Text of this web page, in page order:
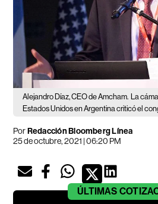
Alejandro Díaz, CEO de Amcham.
La
Estados Unidos en Argentina criticó el
PorRedacción Bloomberg Línea
25 de octubre, 2021 | 06:20 PM
ÚLTIMAS